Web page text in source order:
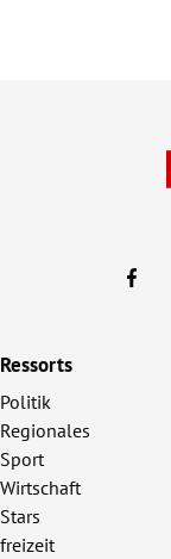
Ressorts
Politik
Regionales
Sport
Wirtschaft
Stars
freizeit